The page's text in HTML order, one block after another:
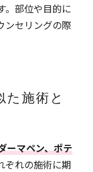
。部位や目的に
ンセリングの際
施術と
ーマペン、ポテ
ぞれの施術に期